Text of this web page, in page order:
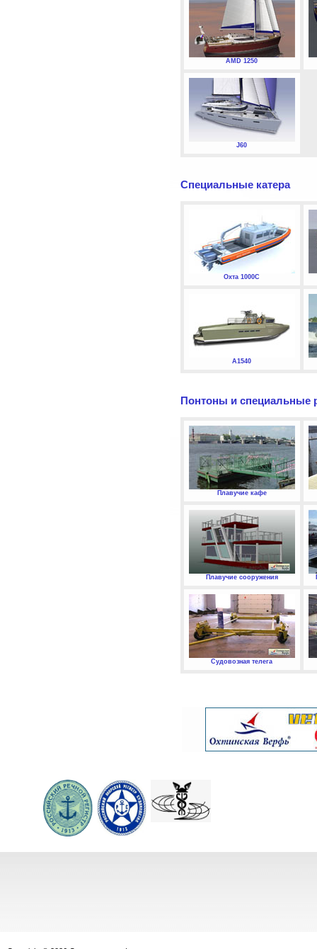
AMD 1250
J60
Специальные катера
Охта 1000С
А1540
Понтоны и специальные
Плавучие кафе
Плавучие сооружения
Судовозная телега